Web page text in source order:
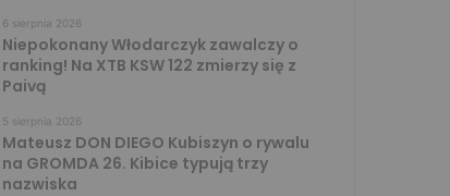
6 sierpnia 2026
Niepokonany Włodarczyk zawalczy o
ranking! Na XTB KSW 122 zmierzy się z
Paivą
5 sierpnia 2026
Mateusz DON DIEGO Kubiszyn o rywalu
na GROMDA 26. Kibice typują trzy
nazwiska